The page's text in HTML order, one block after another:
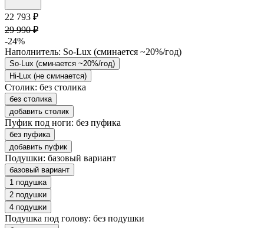
22 793 ₽
29 990 ₽
-24%
Наполнитель: So-Lux (cминается ~20%/год)
So-Lux (cминается ~20%/год)
Hi-Lux (не сминается)
Столик: без столика
без столика
добавить столик
Пуфик под ноги: без пуфика
без пуфика
добавить пуфик
Подушки: базовый вариант
базовый вариант
1 подушка
2 подушки
4 подушки
Подушка под голову: без подушки